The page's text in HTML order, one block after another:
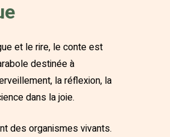
et le rire, le conte est
destinée à
la réflexion, la
dans la joie.
des organismes vivants.